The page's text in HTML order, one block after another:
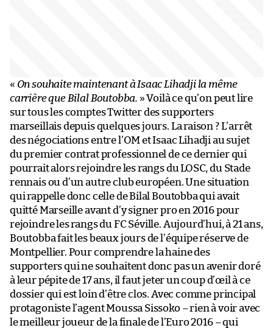
« On souhaite maintenant à Isaac Lihadji la même
carrière que Bilal Boutobba. » Voilà ce qu’on peut lire
sur tous les comptes Twitter des supporters
marseillais depuis quelques jours. La raison ? L’arrêt
des négociations entre l’OM et Isaac Lihadji au sujet
du premier contrat professionnel de ce dernier qui
pourrait alors rejoindre les rangs du LOSC, du Stade
rennais ou d’un autre club européen. Une situation
qui rappelle donc celle de Bilal Boutobba qui avait
quitté Marseille avant d’y signer pro en 2016 pour
rejoindre les rangs du FC Séville. Aujourd’hui, à 21 ans,
Boutobba fait les beaux jours de l’équipe réserve de
Montpellier. Pour comprendre la haine des
supporters qui ne souhaitent donc pas un avenir doré
à leur pépite de 17 ans, il faut jeter un coup d’œil à ce
dossier qui est loin d’être clos. Avec comme principal
protagoniste l’agent Moussa Sissoko – rien à voir avec
le meilleur joueur de la finale de l’Euro 2016 – qui